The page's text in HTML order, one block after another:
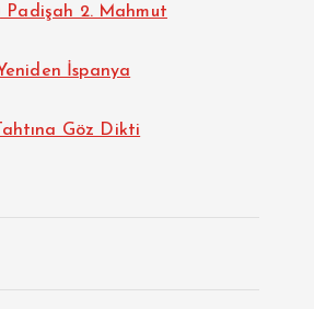
Padişah 2. Mahmut
İspanya
Göz Dikti